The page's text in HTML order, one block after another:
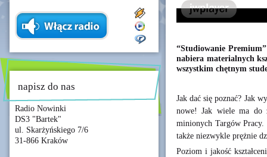
napisz do nas
Radio Nowinki
DS3 "Bartek"
ul. Skarżyńskiego 7/6
31-866 Kraków
“Studiowanie
nabiera materialnych
wszystkim chętnym
Jak dać się poznać? Jak
nowe! Jak wiele ma do
minionych Targów
także niezwykle prężnie
Poziom i jakość